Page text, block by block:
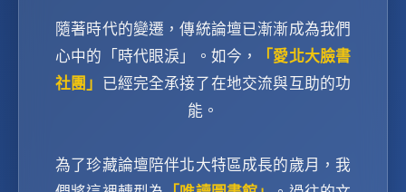
隨著時代的變遷，傳統論壇已漸漸成為我們
心中的「時代眼淚」。如今，
「愛北大臉書
社團」 已經完全承接了在地交流與互助的功
能。
為了珍藏論壇陪伴北大特區成長的歲月，我